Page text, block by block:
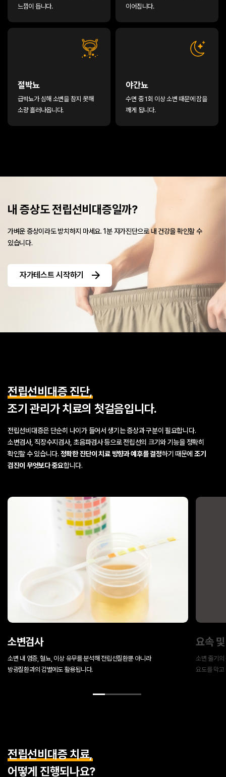
느낌이 듭니다.
이어집니다.
절박뇨
급박뇨가 심해 소변을 참지 못해
소량 흘러나옵니다.
야간뇨
수면 중 1회 이상 소변 때문에 잠을
깨게 됩니다.
내 증상도 전립선비대증일까?
가벼운 증상이라도 방치하지 마세요. 1분 자가진단으로 내 건강을 확인할 수
있습니다.
자가테스트 시작하기
전립선비대증 진단,
조기 관리가 치료의 첫걸음입니다.
전립선비대증은 단순히 나이가 들어서 생기는 증상과 구분이 필요합니다.
소변검사, 직장수지검사, 초음파검사 등으로 전립선의 크기와 기능을 정확히
확인할 수 있습니다. 정확한 진단이 치료 방향과 예후를 결정하기 때문에 조기
검진이 무엇보다 중요합니다.
소변검사
소변 내 염증, 혈뇨, 이상 유무를 분석해전립선질환뿐 아니라
방광질환과의 감별에도 활용됩니다.
요속
소변 줄기
요도를 막
전립선비대증 치료,
어떻게 진행되나요?